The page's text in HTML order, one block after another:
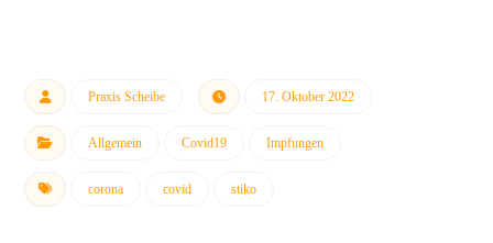
Praxis Scheibe 17. Oktober 2022
Allgemein Covid19 Impfungen
corona covid stiko